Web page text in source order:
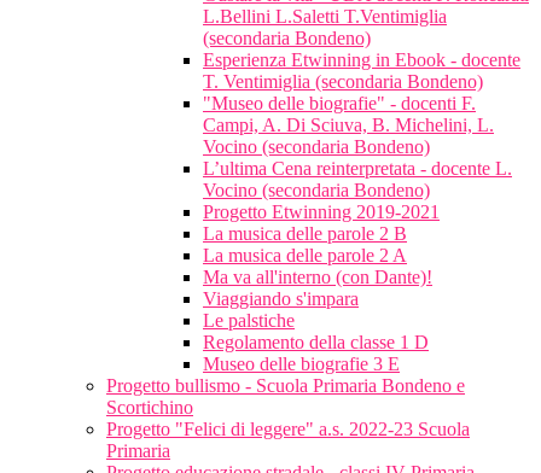
L.Bellini L.Saletti T.Ventimiglia
(secondaria Bondeno)
Esperienza Etwinning in Ebook - docente
T. Ventimiglia (secondaria Bondeno)
"Museo delle biografie" - docenti F.
Campi, A. Di Sciuva, B. Michelini, L.
Vocino (secondaria Bondeno)
L’ultima Cena reinterpretata - docente L.
Vocino (secondaria Bondeno)
Progetto Etwinning 2019-2021
La musica delle parole 2 B
La musica delle parole 2 A
Ma va all'interno (con Dante)!
Viaggiando s'impara
Le palstiche
Regolamento della classe 1 D
Museo delle biografie 3 E
Progetto bullismo - Scuola Primaria Bondeno e
Scortichino
Progetto "Felici di leggere" a.s. 2022-23 Scuola
Primaria